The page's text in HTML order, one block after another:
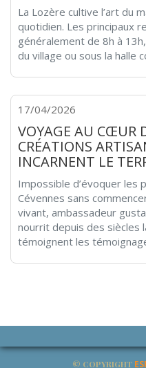
La Lozère cultive l’art du
quotidien. Les principaux
généralement de 8h à
du village ou sous la halle
17/04/2026
VOYAGE AU CŒUR
CRÉATIONS
INCARNENT LE
Impossible d’évoquer les
Cévennes sans
vivant, ambassadeur
nourrit depuis des siècles
témoignent les
© COPYRIGHT